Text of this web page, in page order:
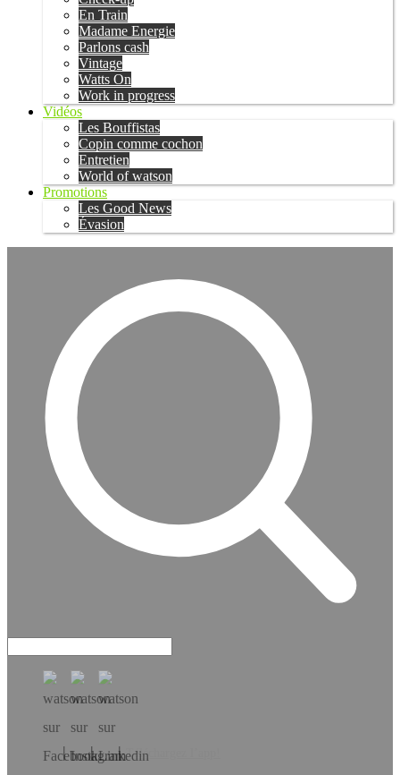
En Train
Madame Energie
Parlons cash
Vintage
Watts On
Work in progress
Vidéos
Les Bouffistas
Copin comme cochon
Entretien
World of watson
Promotions
Les Good News
Évasion
Téléchargez l’app!